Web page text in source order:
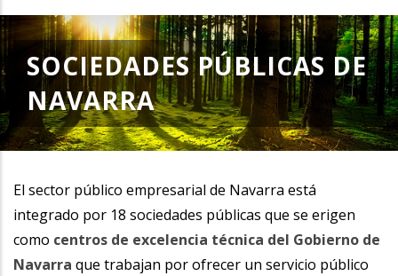
enlaces
de
ayuda
a
la
navegación
SOCIEDADES PÚBLICAS DE
NAVARRA
El sector público empresarial de Navarra está
integrado por 18 sociedades públicas que se erigen
como centros de excelencia técnica del Gobierno de
Navarra que trabajan por ofrecer un servicio público